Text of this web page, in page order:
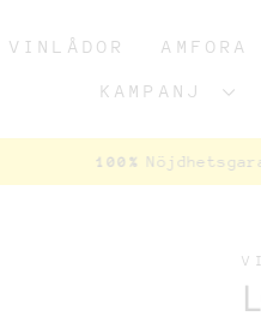
VINLÅDOR AMFORA
KAMPANJ
Pausa
100%